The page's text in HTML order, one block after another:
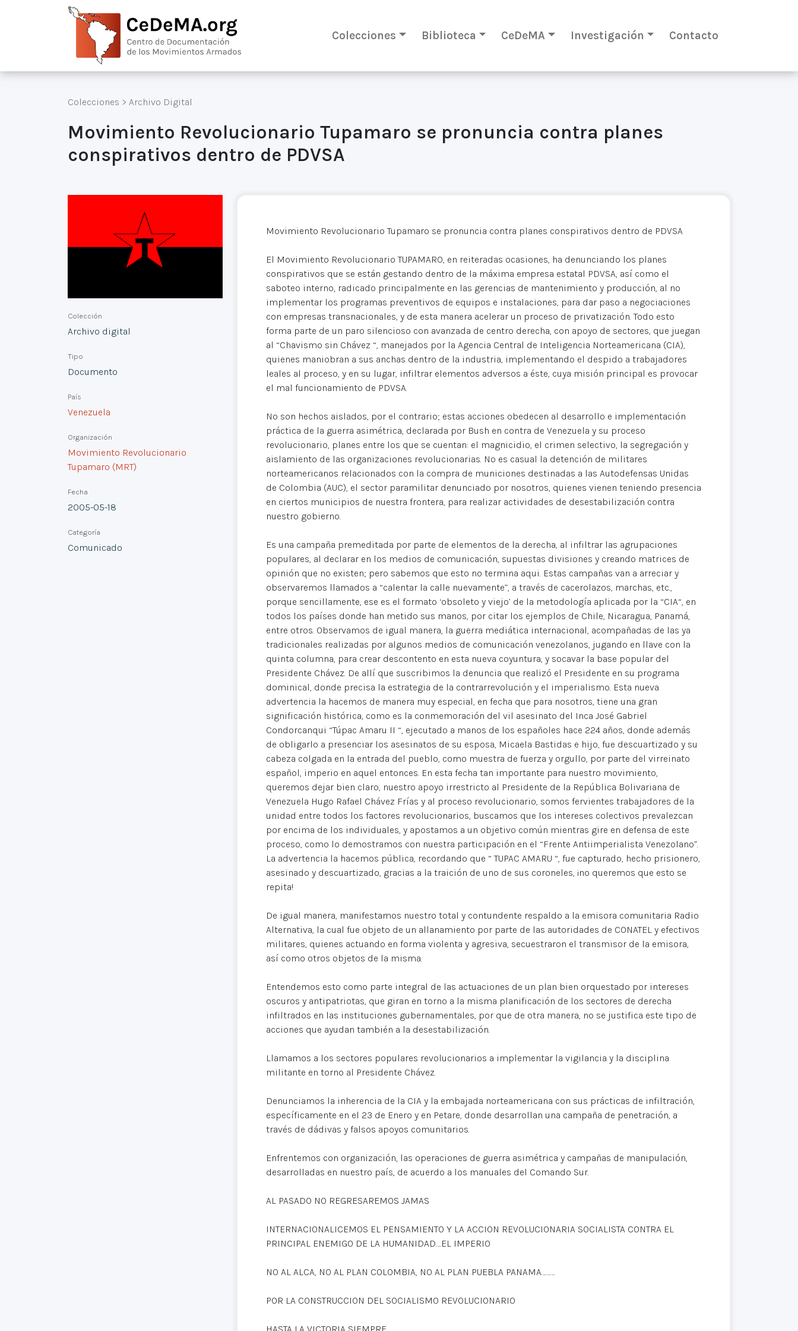
Colecciones Biblioteca CeDeMA Investigación Contacto
Colecciones > Archivo Digital
Movimiento Revolucionario Tupamaro se pronuncia contra planes
conspirativos dentro de PDVSA
Colección
Archivo digital
Tipo
Documento
País
Venezuela
Organización
Movimiento Revolucionario
Tupamaro (MRT)
Fecha
2005-05-18
Categoría
Comunicado
Movimiento Revolucionario Tupamaro se pronuncia contra planes conspirativos dentro de PDVSA
El Movimiento Revolucionario TUPAMARO, en reiteradas ocasiones, ha denunciando los planes
conspirativos que se están gestando dentro de la máxima empresa estatal PDVSA, así como el
saboteo interno, radicado principalmente en las gerencias de mantenimiento y producción, al no
implementar los programas preventivos de equipos e instalaciones, para dar paso a negociaciones
con empresas transnacionales, y de esta manera acelerar un proceso de privatización. Todo esto
forma parte de un paro silencioso con avanzada de centro derecha, con apoyo de sectores, que juegan
al “Chavismo sin Chávez “, manejados por la Agencia Central de Inteligencia Norteamericana (CIA),
quienes maniobran a sus anchas dentro de la industria, implementando el despido a trabajadores
leales al proceso, y en su lugar, infiltrar elementos adversos a éste, cuya misión principal es provocar
el mal funcionamiento de PDVSA.
No son hechos aislados, por el contrario; estas acciones obedecen al desarrollo e implementación
práctica de la guerra asimétrica, declarada por Bush en contra de Venezuela y su proceso
revolucionario, planes entre los que se cuentan: el magnicidio, el crimen selectivo, la segregación y
aislamiento de las organizaciones revolucionarias. No es casual la detención de militares
norteamericanos relacionados con la compra de municiones destinadas a las Autodefensas Unidas
de Colombia (AUC), el sector paramilitar denunciado por nosotros, quienes vienen teniendo presencia
en ciertos municipios de nuestra frontera, para realizar actividades de desestabilización contra
nuestro gobierno.
Es una campaña premeditada por parte de elementos de la derecha, al infiltrar las agrupaciones
populares, al declarar en los medios de comunicación, supuestas divisiones y creando matrices de
opinión que no existen; pero sabemos que esto no termina aqui. Estas campañas van a arreciar y
observaremos llamados a “calentar la calle nuevamente”, a través de cacerolazos, marchas, etc.,
porque sencillamente, ese es el formato ‘obsoleto y viejo’ de la metodología aplicada por la “CIA“, en
todos los países donde han metido sus manos, por citar los ejemplos de Chile, Nicaragua, Panamá,
entre otros. Observamos de igual manera, la guerra mediática internacional, acompañadas de las ya
tradicionales realizadas por algunos medios de comunicación venezolanos, jugando en llave con la
quinta columna, para crear descontento en esta nueva coyuntura, y socavar la base popular del
Presidente Chávez. De allí que suscribimos la denuncia que realizó el Presidente en su programa
dominical, donde precisa la estrategia de la contrarrevolución y el imperialismo. Esta nueva
advertencia la hacemos de manera muy especial, en fecha que para nosotros, tiene una gran
significación histórica, como es la conmemoración del vil asesinato del Inca José Gabriel
Condorcanqui “Túpac Amaru II “, ejecutado a manos de los españoles hace 224 años, donde además
de obligarlo a presenciar los asesinatos de su esposa, Micaela Bastidas e hijo, fue descuartizado y su
cabeza colgada en la entrada del pueblo, como muestra de fuerza y orgullo, por parte del virreinato
español, imperio en aquel entonces. En esta fecha tan importante para nuestro movimiento,
queremos dejar bien claro, nuestro apoyo irrestricto al Presidente de la República Bolivariana de
Venezuela Hugo Rafael Chávez Frías y al proceso revolucionario, somos fervientes trabajadores de la
unidad entre todos los factores revolucionarios, buscamos que los intereses colectivos prevalezcan
por encima de los individuales, y apostamos a un objetivo común mientras gire en defensa de este
proceso, como lo demostramos con nuestra participación en el “Frente Antiimperialista Venezolano”.
La advertencia la hacemos pública, recordando que “ TUPAC AMARU “, fue capturado, hecho prisionero,
asesinado y descuartizado, gracias a la traición de uno de sus coroneles, ¡no queremos que esto se
repita!
De igual manera, manifestamos nuestro total y contundente respaldo a la emisora comunitaria Radio
Alternativa, la cual fue objeto de un allanamiento por parte de las autoridades de CONATEL y efectivos
militares, quienes actuando en forma violenta y agresiva, secuestraron el transmisor de la emisora,
así como otros objetos de la misma.
Entendemos esto como parte integral de las actuaciones de un plan bien orquestado por intereses
oscuros y antipatriotas, que giran en torno a la misma planificación de los sectores de derecha
infiltrados en las instituciones gubernamentales, por que de otra manera, no se justifica este tipo de
acciones que ayudan también a la desestabilización.
Llamamos a los sectores populares revolucionarios a implementar la vigilancia y la disciplina
militante en torno al Presidente Chávez.
Denunciamos la inherencia de la CIA y la embajada norteamericana con sus prácticas de infiltración,
específicamente en el 23 de Enero y en Petare, donde desarrollan una campaña de penetración, a
través de dádivas y falsos apoyos comunitarios.
Enfrentemos con organización, las operaciones de guerra asimétrica y campañas de manipulación,
desarrolladas en nuestro país, de acuerdo a los manuales del Comando Sur.
AL PASADO NO REGRESAREMOS JAMAS
INTERNACIONALICEMOS EL PENSAMIENTO Y LA ACCION REVOLUCIONARIA SOCIALISTA CONTRA EL
PRINCIPAL ENEMIGO DE LA HUMANIDAD….EL IMPERIO
NO AL ALCA, NO AL PLAN COLOMBIA, NO AL PLAN PUEBLA PANAMA……….
POR LA CONSTRUCCION DEL SOCIALISMO REVOLUCIONARIO